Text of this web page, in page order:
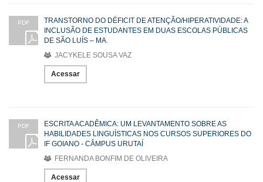
PDF
TRANSTORNO DO DÉFICIT DE ATENÇÃO/HIPERATIVIDADE: A
INCLUSÃO DE ESTUDANTES EM DUAS ESCOLAS PÚBLICAS
DE SÃO LUÍS – MA.
JACYKELE SOUSA VAZ
Acessar
PDF
ESCRITA ACADÊMICA: UM LEVANTAMENTO SOBRE AS
HABILIDADES LINGUÍSTICAS NOS CURSOS SUPERIORES DO
IF GOIANO - CÂMPUS URUTAÍ
FERNANDA BONFIM DE OLIVEIRA
Acessar